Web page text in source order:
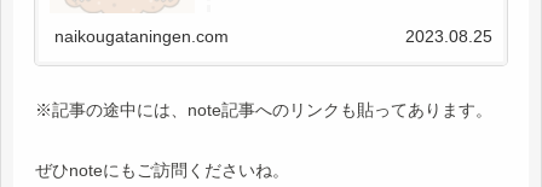
naikougataningen.com 2023.08.25
※記事の途中には、note記事へのリンクも貼ってあります。
ぜひnoteにもご訪問くださいね。